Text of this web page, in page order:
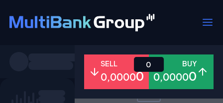
Todo Forex Metales
SELL
0,00000
BUY
0,00000
0